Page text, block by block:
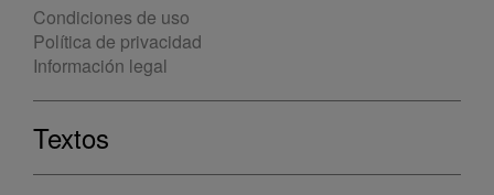
Condiciones de uso
Política de privacidad
Información legal
Textos